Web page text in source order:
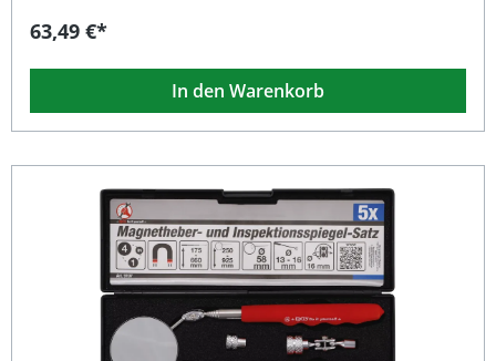
Entfernen von Lagern, Zahnrädern oder Riemenscheiben.
und minimieren das Risiko von Beschädigungen an
empfindlichen Bauteilen. Die robuste Verarbeitung, eine
Spindellänge von 285 mm und die solide
Metallausführung machen diesen Parallel-Abzieher
Hobbyeinsätze. Spannweite von 100–250 mm für flexible
Einsatzmöglichkeiten Stabile, 2-armige Konstruktion für
maximale Kraftübertragung Präziser und sicherer Halt
durch hochwertige Hakenform Langlebige Verarbeitung
für den professionellen Werkstattgebrauch Ergonomische
Bedienung über 27 mm Betätigungssechskant
Lieferumfang: 1 × BGS Parallel-Abzieher, 2-armig
(Spannweite 100–250 mm)
63,49 €*
In den Warenkorb